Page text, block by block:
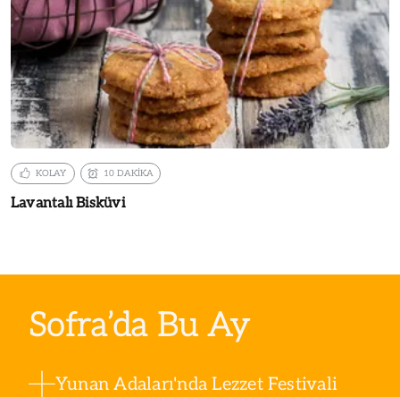
KOLAY 10 DAKİKA
Lavantalı Bisküvi
Sofra’da Bu Ay
Yunan Adaları'nda Lezzet Festivali